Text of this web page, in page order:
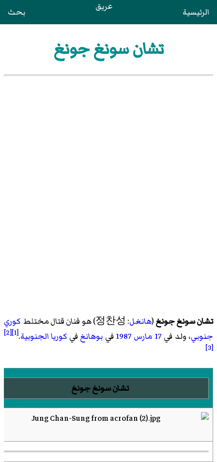
الرئيسية عريق بحث
تشان سونغ جونغ
تشان سونغ جونغ(هانغل:
정찬성) هو فنان قتال مختلط كوري
جنوبي، ولد في 17 مارس 1987في بوهانغفي كوريا الجنوبية.
[1]
[2]
[3]
تشان سونغ جونغ